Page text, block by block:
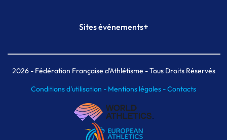
Plateforme Formation
Sites événements+
Meeting de Paris indoor
MAIF Ekiden de Paris
2026- Fédération Française d'Athlétisme - Tous Droits Réservés
Conditions d'utilisation - Mentions légales -Contacts